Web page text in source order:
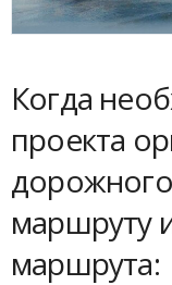
Когда
проекта
маршруту
маршрута: